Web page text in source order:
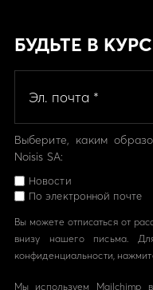
БУДЬТЕ В
Выберите, каким
Noisis SA:
Новости
По электронной почте
Вы можете отписаться от
внизу нашего письма.
конфиденциальности,
Мы используем Mailchimp